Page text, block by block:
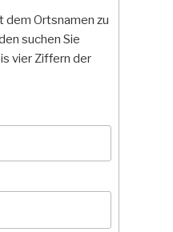
dem Ortsnamen zu
suchen Sie
vier Ziffern der